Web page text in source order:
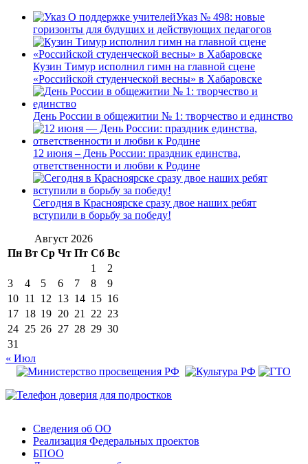
Указ № 498: новые
горизонты для будущих и действующих педагогов
Кузин Тимур исполнил гимн на главной сцене
«Российской студенческой весны» в Хабаровске
День России в общежитии № 1: творчество и единство
12 июня – День России: праздник единства,
ответственности и любви к Родине
Сегодня в Красноярске сразу двое наших ребят
вступили в борьбу за победу!
Август 2026
Пн Вт Ср Чт Пт Сб Вс
1
2
3
4 5 6 7 8
9
10 11 12 13 14 15 16
17 18 19 20 21 22 23
24 25 26 27 28 29 30
31
« Июл
Сведения об ОО
Реализация Федеральных проектов
БПОО